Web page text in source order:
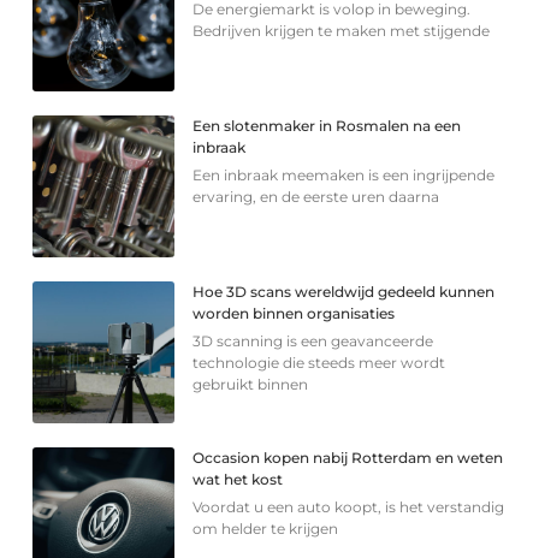
De energiemarkt is volop in beweging.
Bedrijven krijgen te maken met stijgende
Een slotenmaker in Rosmalen na een
inbraak
Een inbraak meemaken is een ingrijpende
ervaring, en de eerste uren daarna
Hoe 3D scans wereldwijd gedeeld kunnen
worden binnen organisaties
3D scanning is een geavanceerde
technologie die steeds meer wordt
gebruikt binnen
Occasion kopen nabij Rotterdam en weten
wat het kost
Voordat u een auto koopt, is het verstandig
om helder te krijgen